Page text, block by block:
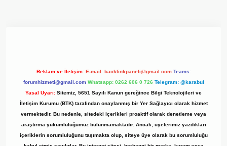
Reklam ve İletişim: E-mail: backlinkpaneli@gmail.com Teams:
forumhizmeti@gmail.com Whatsapp: 0262 606 0 726 Telegram: @karabul
Yasal Uyarı: Sitemiz, 5651 Sayılı Kanun gereğince Bilgi Teknolojileri ve
İletişim Kurumu (BTK) tarafından onaylanmış bir Yer Sağlayıcı olarak hizmet
vermektedir. Bu nedenle, sitedeki içerikleri proaktif olarak denetleme veya
araştırma yükümlülüğümüz bulunmamaktadır. Ancak, üyelerimiz yazdıkları
içeriklerin sorumluluğunu taşımakta olup, siteye üye olarak bu sorumluluğu